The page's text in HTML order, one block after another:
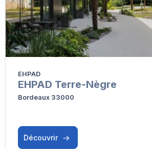
EHPAD
EHPAD Terre-Nègre
Bordeaux 33000
Découvrir